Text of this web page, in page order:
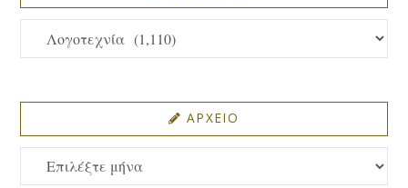
ΚΑΤΗΓΟΡΙΕΣ
ΑΡΧΕΙΟ
ΑΡΧΕΙΟ